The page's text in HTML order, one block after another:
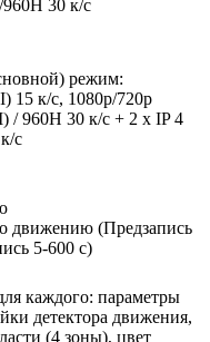
30 к/с
режим:
15 к/с, 1080р/720р
960H 30 к/с + 2 х IP 4
с
движению (Предзапись
5-600 с)
каждого: параметры
детектора движения,
(4 зоны), цвет